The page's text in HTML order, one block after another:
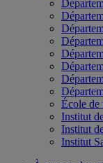
École de
Institut
Institut
Institut